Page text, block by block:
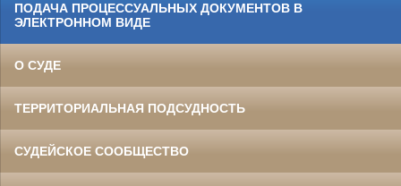
ПОДАЧА ПРОЦЕССУАЛЬНЫХ ДОКУМЕНТОВ В
ЭЛЕКТРОННОМ ВИДЕ
О СУДЕ
ТЕРРИТОРИАЛЬНАЯ ПОДСУДНОСТЬ
СУДЕЙСКОЕ СООБЩЕСТВО